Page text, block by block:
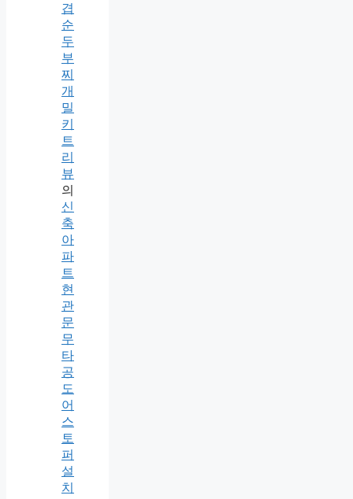
겹
순
두
부
찌
개
밀
키
트
리
뷰
의
신
축
아
파
트
현
관
문
무
타
공
도
어
스
토
퍼
설
치